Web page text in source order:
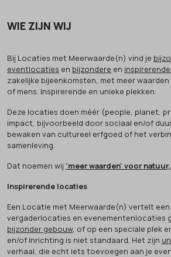
WIE ZIJN WIJ
Bij Locaties met Meerwaarde(n) vind je
eventlocaties en bijzondere en
zakelijke bijeenkomsten, met meer
of mens. Inspirerende en unieke plekken.
Deze locaties doen méér (people, planet,
impact, bijvoorbeeld door sociaal en/of
bewaken van cultureel erfgoed of het
samenleving.
Dat noemen wij 'meer waarden' voor
Inspirerende locaties
Een Locatie met Meerwaarde(n) vertelt een
vergaderlocaties en evenementenlocaties
bijzonder gebouw, of op een speciale plek
en/of inrichting is niet standaard. Het zijn
verhaal, die echt iets toevoegen aan je